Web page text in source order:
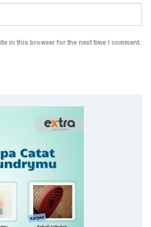
in this browser for the next time I comment.